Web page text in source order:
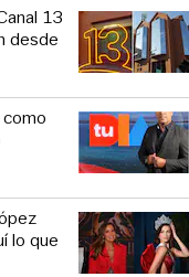
13
desde
lo que